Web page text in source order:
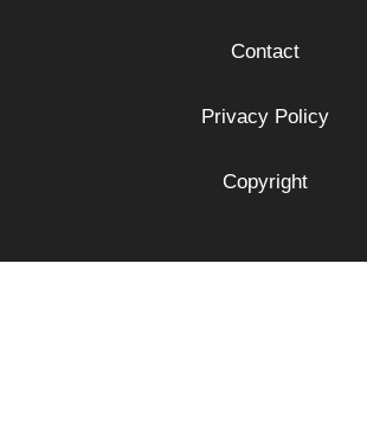
Contact
Privacy Policy
Copyright